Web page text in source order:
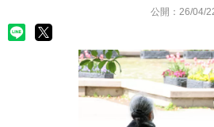
公開： 26/04/